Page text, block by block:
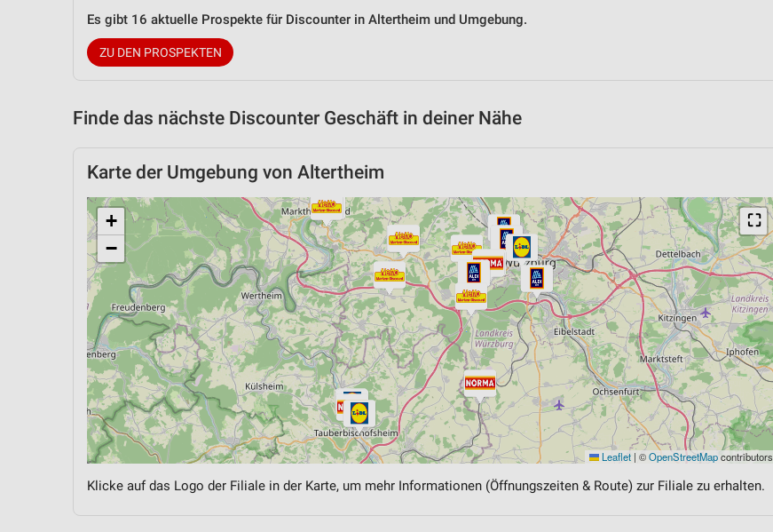
Es gibt 16 aktuelle Prospekte für Discounter in Altertheim und Umgebung.
ZU DEN PROSPEKTEN
Finde das nächste Discounter Geschäft in deiner Nähe
Karte der Umgebung von Altertheim
⛶
+
−
Leaflet | ©OpenStreetMapcontributors
Klicke auf das Logo der Filiale in der Karte, um mehr Informationen (Öffnungszeiten & Route) zur Filiale zu erhalten.